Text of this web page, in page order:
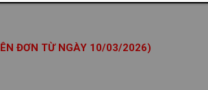
ĐƠN TỪ NGÀY 10/03/2026)